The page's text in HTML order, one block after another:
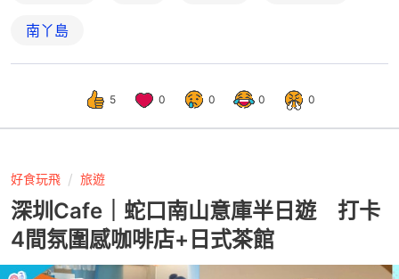
南丫島
5 0 0 0 0
好食玩飛 旅遊
深圳Cafe｜蛇口南山意庫半日遊 打卡
4間氛圍感咖啡店+日式茶館